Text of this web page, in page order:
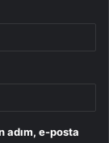
adım, e-posta